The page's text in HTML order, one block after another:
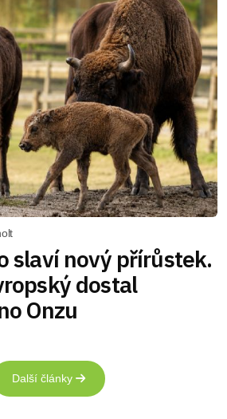
slaví nový přírůstek.
dostal
Onzu
Další články